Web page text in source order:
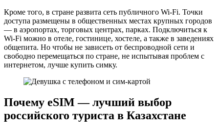
Кроме того, в стране развита сеть публичного Wi-Fi. Точки
доступа размещены в общественных местах крупных городов
— в аэропортах, торговых центрах, парках. Подключиться к
Wi-Fi можно в отеле, гостинице, хостеле, а также в заведениях
общепита. Но чтобы не зависеть от беспроводной сети и
свободно перемещаться по стране, не испытывая проблем с
интернетом, лучше купить симку.
Почему eSIM — лучший выбор
российского туриста в Казахстане